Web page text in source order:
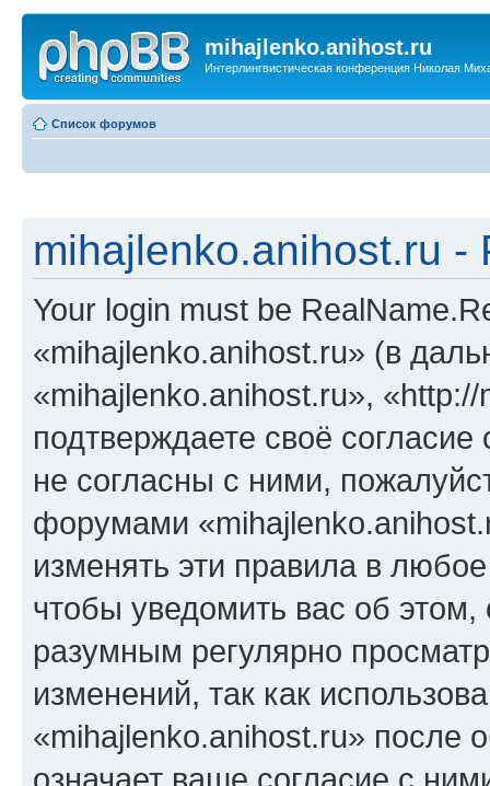
mihajlenko.anihost.ru
Интерлингвистическая конференция Николая
Список форумов
mihajlenko.anihost.ru -
Your login must be
«mihajlenko.anihost.ru» (в
«mihajlenko.anihost.ru»,
подтверждаете своё
не согласны с ними,
форумами
изменять эти правила в
чтобы уведомить вас об
разумным регулярно
изменений, так как
«mihajlenko.anihost.ru» после